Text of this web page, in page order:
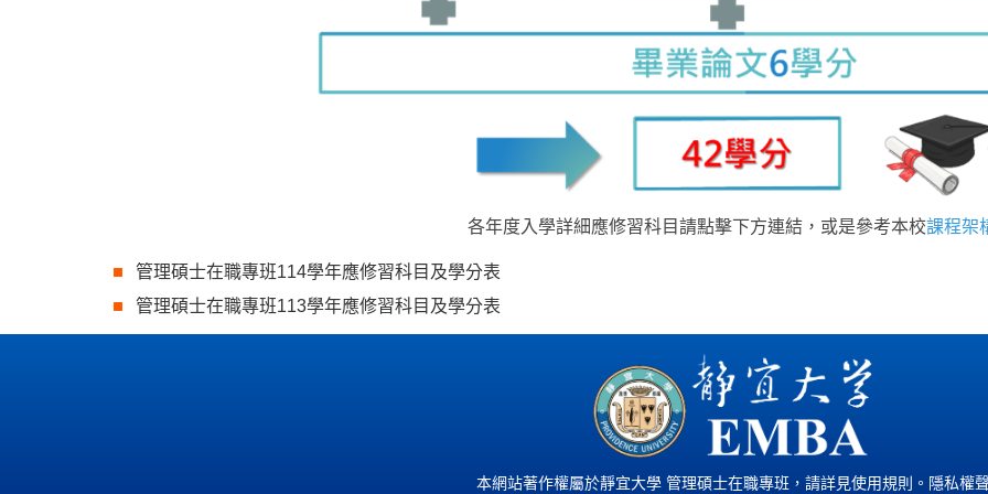
各年度入學詳細應修習科目請點擊下方連結，或是參考本校課程架
管理碩士在職專班114學年應修習科目及學分表
管理碩士在職專班113學年應修習科目及學分表
本網站著作權屬於靜宜大學 管理碩士在職專班，請詳見使用規則 。 隱私權